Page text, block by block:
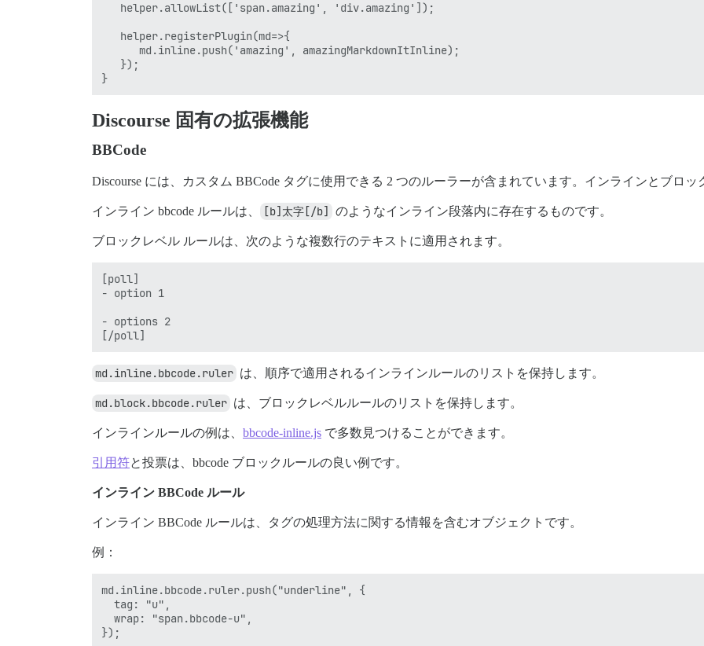
   helper.allowList(['span.amazing', 'div.amazing']);
   helper.registerPlugin(md=>{
      md.inline.push('amazing', amazingMarkdownItInline);
   });
Discourse 固有の拡張機能
BBCode
Discourse には、カスタム BBCode タグに使用できる 2 つのルーラーが含まれています。インラインとブロッ
インライン bbcode ルールは、 [b]太字[/b] のようなインライン段落内に存在するものです。
ブロックレベル ルールは、次のような複数行のテキストに適用されます。
[poll]
- option 1
- options 2
md.inline.bbcode.ruler は、順序で適用されるインラインルールのリストを保持します。
md.block.bbcode.ruler は、ブロックレベルルールのリストを保持します。
インラインルールの例は、 bbcode-inline.js で多数見つけることができます。
引用符と投票は、bbcode ブロックルールの良い例です。
インライン BBCode ルール
インライン BBCode ルールは、タグの処理方法に関する情報を含むオブジェクトです。
例：
md.inline.bbcode.ruler.push("underline", {
  tag: "u",
  wrap: "span.bbcode-u",